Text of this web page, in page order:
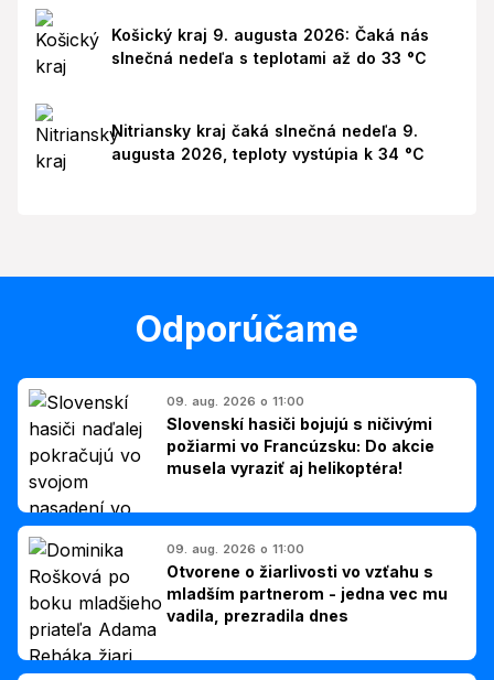
Košický kraj 9. augusta 2026: Čaká nás
slnečná nedeľa s teplotami až do 33 °C
Nitriansky kraj čaká slnečná nedeľa 9.
augusta 2026, teploty vystúpia k 34 °C
Odporúčame
09. aug. 2026 o 11:00
Slovenskí hasiči bojujú s ničivými
požiarmi vo Francúzsku: Do akcie
musela vyraziť aj helikoptéra!
09. aug. 2026 o 11:00
Otvorene o žiarlivosti vo vzťahu s
mladším partnerom - jedna vec mu
vadila, prezradila dnes